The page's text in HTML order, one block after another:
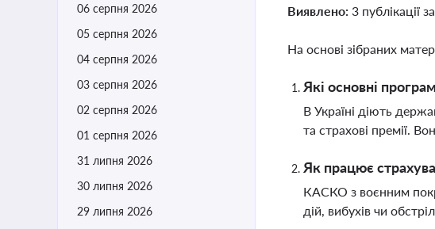
06 серпня 2026
05 серпня 2026
04 серпня 2026
03 серпня 2026
02 серпня 2026
01 серпня 2026
31 липня 2026
30 липня 2026
29 липня 2026
Виявлено: 3 публікації
На основі зібраних
Які основні
В Україні діють
та страхові премії.
Як працює
КАСКО з воєнним
дій, вибухів чи